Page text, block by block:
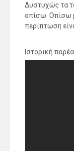
Δυστυχώς τα
οπίσω. Οπίσω
περίπτωση
Ιστορική